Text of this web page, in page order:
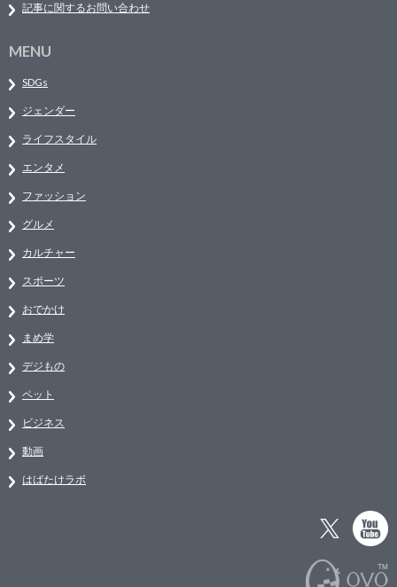
記事に関するお問い合わせ
MENU
SDGs
ジェンダー
ライフスタイル
エンタメ
ファッション
グルメ
カルチャー
スポーツ
おでかけ
まめ学
デジもの
ペット
ビジネス
動画
はばたけラボ